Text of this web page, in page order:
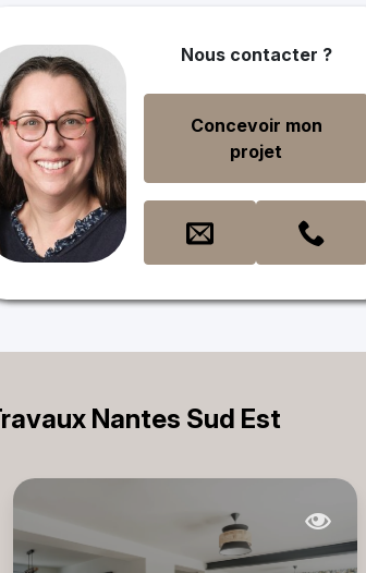
Nous contacter ?
Concevoir mon
projet
Nantes Sud Est